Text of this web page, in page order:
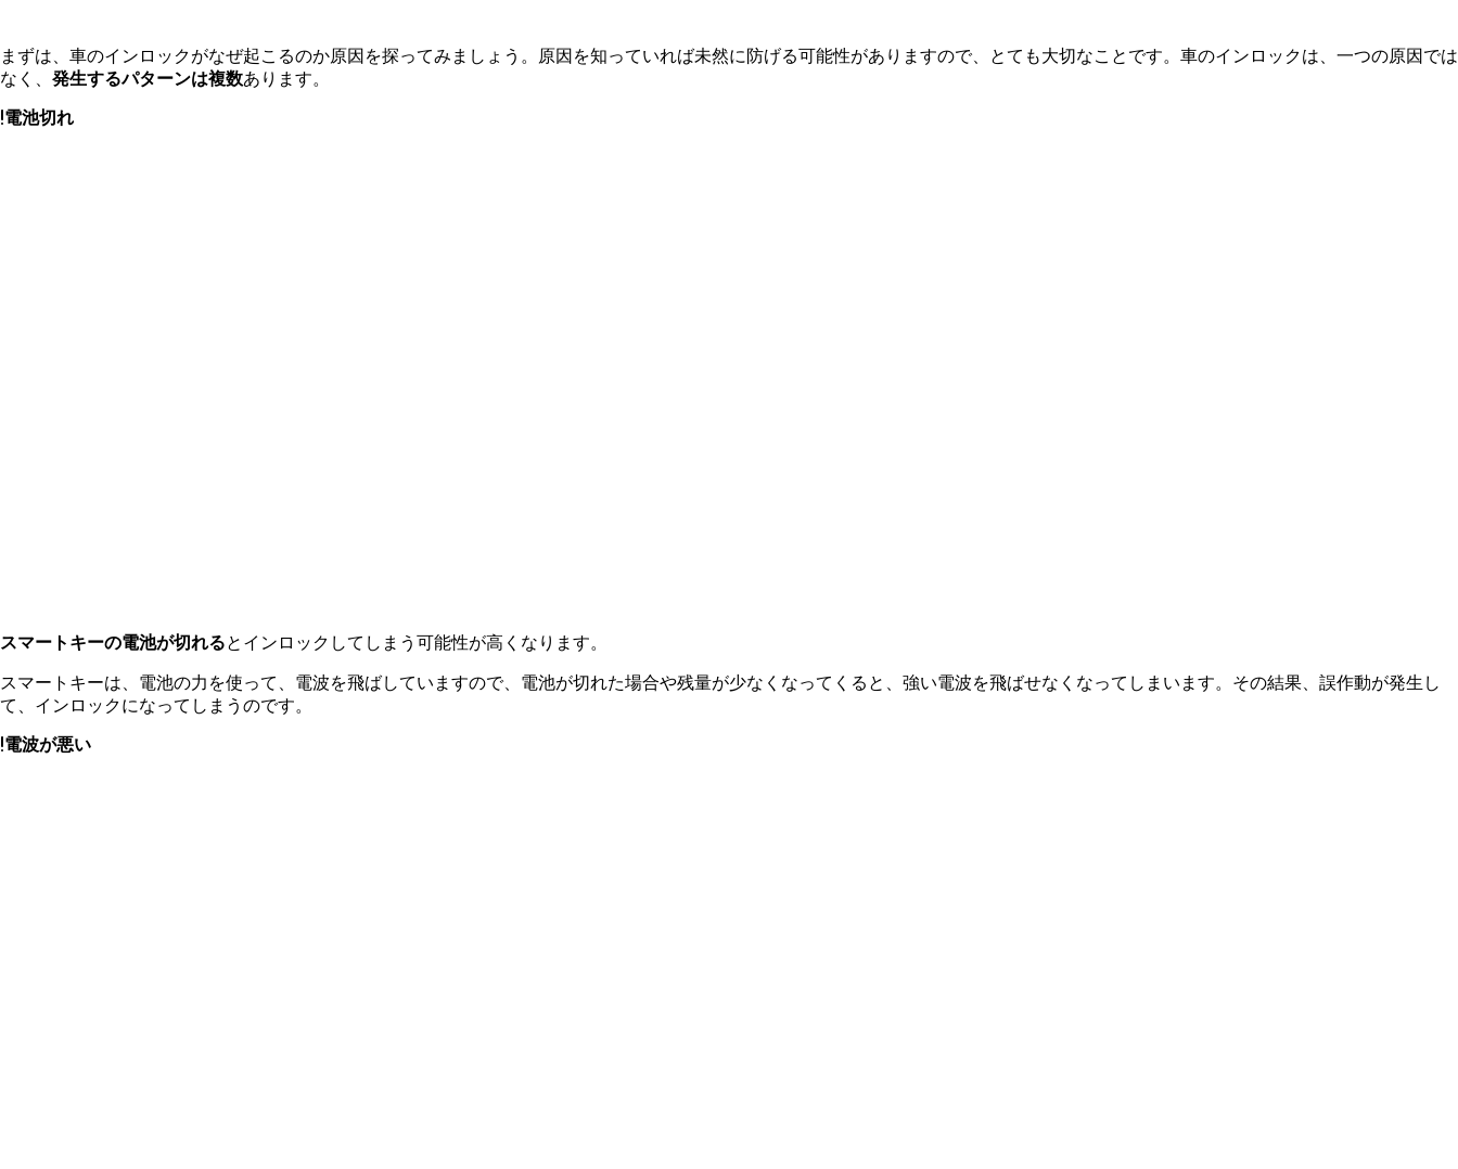
まずは、車のインロックがなぜ起こるのか原因を探ってみましょう。原因を知っていれば未然に防げる可能性がありますので、とても大切なことです。車のインロックは、一つの原因では
なく、 発生するパターンは複数あります。
電池切れ
スマートキーの電池が切れるとインロックしてしまう可能性が高くなります。
スマートキーは、電池の力を使って、電波を飛ばしていますので、電池が切れた場合や残量が少なくなってくると、強い電波を飛ばせなくなってしまいます。その結果、 誤作動が発生 し
て、インロックになってしまうのです。
電波が悪い